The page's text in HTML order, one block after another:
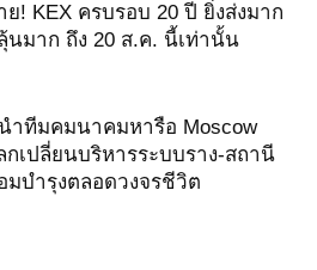
ย! KEX ครบรอบ 20 ปี ยิ่งส่งมาก
นมาก ถึง 20 ส.ค. นี้เท่านั้น
ำทีมคมนาคมหารือ Moscow
กเปลี่ยนบริหารระบบราง-สถานี
มบำรุงตลอดวงจรชีวิต